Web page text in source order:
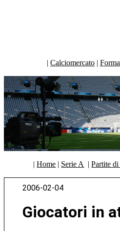
| Calciomercato |
|Home | Serie A |Partite
2006-02-04
Giocatori in